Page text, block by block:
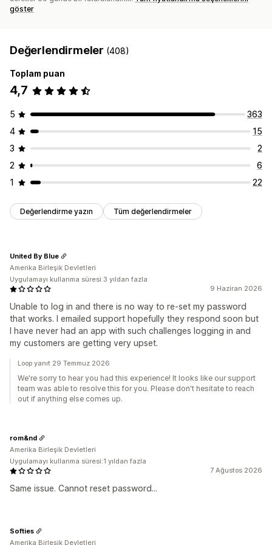
göster
Değerlendirmeler (408)
Toplam puan
4,7
5
363
4
15
3
2
2
6
1
22
Değerlendirme yazın Tüm değerlendirmeler
9 Haziran 2026
Unable to log in and there is no way to re-set my password
that works. I emailed support hopefully they respond soon but
I have never had an app with such challenges logging in and
my customers are getting very upset.
United By Blue
Amerika Birleşik Devletleri
Uygulamayı kullanma süresi:3 yıldan fazla
Loop yanıt 29 Temmuz 2026
We're sorry to hear you had this experience! It looks like our support
team was able to resolve this for you. Please don't hesitate to reach
out if anything else comes up.
7 Ağustos 2026
Same issue. Cannot reset password...
rom&nd
Amerika Birleşik Devletleri
Uygulamayı kullanma süresi:1 yıldan fazla
Softies
Amerika Birleşik Devletleri